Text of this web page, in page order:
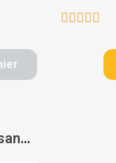
    
Cuvette WC suspendue sans bride Bau Ceramic Soft Close - GROHE